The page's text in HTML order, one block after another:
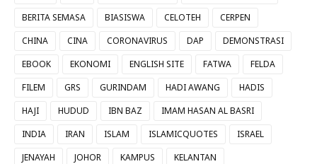
BERITA SEMASA
BIASISWA CELOTEH
CERPEN
CHINA
CINA CORONAVIRUS DAP
DEMONSTRASI
EBOOK
EKONOMI ENGLISH SITE FATWA
FELDA
FILEM
GRS GURINDAM HADI AWANG
HADIS
HAJI
HUDUD IBN BAZ
IMAM HASAN AL BASRI
INDIA
IRAN ISLAM ISLAMICQUOTES
ISRAEL
JENAYAH
JOHOR KAMPUS
KELANTAN